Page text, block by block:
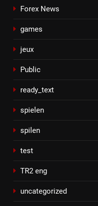
Forex News
games
jeux
Public
ready_text
spielen
spilen
test
TR2 eng
uncategorized